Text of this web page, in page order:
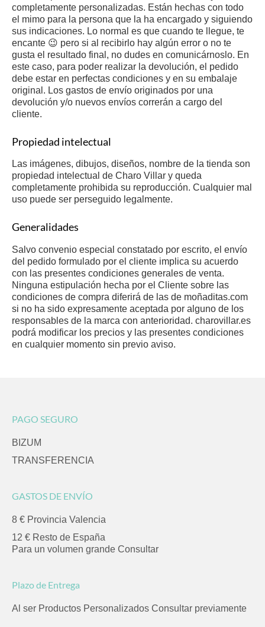
completamente personalizadas. Están hechas con todo
el mimo para la persona que la ha encargado y siguiendo
sus indicaciones. Lo normal es que cuando te llegue, te
encante 😉 pero si al recibirlo hay algún error o no te
gusta el resultado final, no dudes en comunicárnoslo. En
este caso, para poder realizar la devolución, el pedido
debe estar en perfectas condiciones y en su embalaje
original. Los gastos de envío originados por una
devolución y/o nuevos envíos correrán a cargo del
cliente.
Propiedad intelectual
Las imágenes, dibujos, diseños, nombre de la tienda son
propiedad intelectual de Charo Villar y queda
completamente prohibida su reproducción. Cualquier mal
uso puede ser perseguido legalmente.
Generalidades
Salvo convenio especial constatado por escrito, el envío
del pedido formulado por el cliente implica su acuerdo
con las presentes condiciones generales de venta.
Ninguna estipulación hecha por el Cliente sobre las
condiciones de compra diferirá de las de moñaditas.com
si no ha sido expresamente aceptada por alguno de los
responsables de la marca con anterioridad. charovillar.es
podrá modificar los precios y las presentes condiciones
en cualquier momento sin previo aviso.
PAGO SEGURO
BIZUM
TRANSFERENCIA
GASTOS DE ENVÍO
8 € Provincia Valencia
12 € Resto de España
Para un volumen grande Consultar
Plazo de Entrega
Al ser Productos Personalizados Consultar previamente